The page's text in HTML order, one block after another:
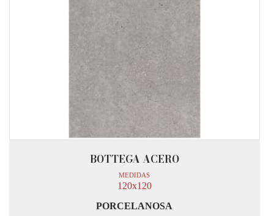
BOTTEGA ACERO
MEDIDAS
120x120
PORCELANOSA